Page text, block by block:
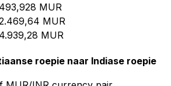
493,928 MUR
MUR
4.939,28 MUR
roepie naar Indiase roepie